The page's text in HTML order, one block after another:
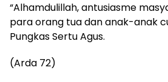
“Alhamdulillah, antusiasme
para orang tua dan anak-anak
Pungkas Sertu Agus.
(Arda 72)